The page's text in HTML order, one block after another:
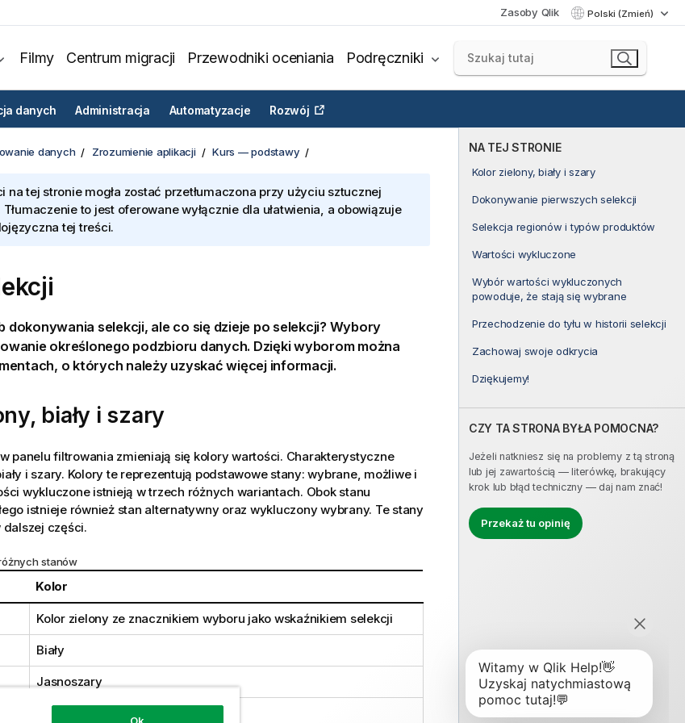
Zasoby Qlik Polski (Zmień)
Filmy Centrum migracji Przewodniki oceniania Podręczniki
danych Administracja Automatyzacje Rozwój
NA TEJ STRONIE
Kolor zielony, biały i szary
Dokonywanie pierwszych selekcji
Selekcja regionów i typów produktów
Wartości wykluczone
Wybór wartości wykluczonych
powoduje, że stają się wybrane
Przechodzenie do tyłu w historii selekcji
Zachowaj swoje odkrycia
Dziękujemy!
CZY TA STRONA BYŁA POMOCNA?
Jeżeli natkniesz się na problemy z tą stroną
lub jej zawartością — literówkę, brakujący
krok lub błąd techniczny — daj nam znać!
Przekaż tu opinię
danych Zrozumienie aplikacji Kurs — podstawy
na tej stronie mogła zostać przetłumaczona przy użyciu sztucznej
to jest oferowane wyłącznie dla ułatwienia, a obowiązuje
tej treści.
dokonywania selekcji, ale co się dzieje po selekcji? Wybory
określonego podzbioru danych. Dzięki wyborom można
o których należy uzyskać więcej informacji.
biały i szary
panelu filtrowania zmieniają się kolory wartości. Charakterystyczne
i szary. Kolory te reprezentują podstawowe stany: wybrane, możliwe i
wykluczone istnieją w trzech różnych wariantach. Obok stanu
istnieje również stan alternatywny oraz wykluczony wybrany. Te stany
dalszej części.
stanów
Kolor
Kolor zielony ze znacznikiem wyboru jako wskaźnikiem selekcji
Biały
Jasnoszary